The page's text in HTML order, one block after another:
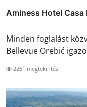
Aminess Hotel Casa
Minden foglalást
Bellevue Orebić
2261 megtekintés